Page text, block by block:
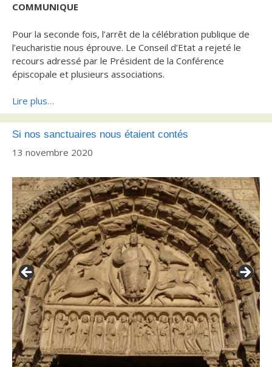
COMMUNIQUE
Pour la seconde fois, l’arrêt de la célébration publique de
l’eucharistie nous éprouve. Le Conseil d’Etat a rejeté le
recours adressé par le Président de la Conférence
épiscopale et plusieurs associations.
Lire plus…
Si nos sanctuaires nous étaient contés
13 novembre 2020